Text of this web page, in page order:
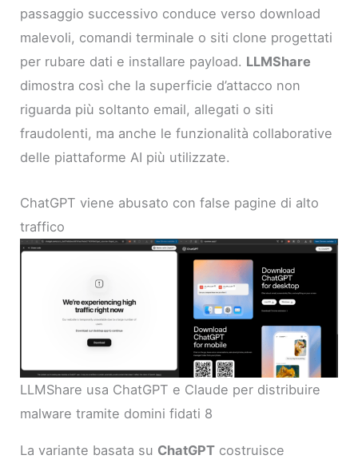
passaggio successivo conduce verso download
malevoli, comandi terminale o siti clone progettati
per rubare dati e installare payload. LLMShare
dimostra così che la superficie d’attacco non
riguarda più soltanto email, allegati o siti
fraudolenti, ma anche le funzionalità collaborative
delle piattaforme AI più utilizzate.
ChatGPT viene abusato con false pagine di alto
traffico
LLMShare usa ChatGPT e Claude per distribuire
malware tramite domini fidati 8
La variante basata su ChatGPT costruisce